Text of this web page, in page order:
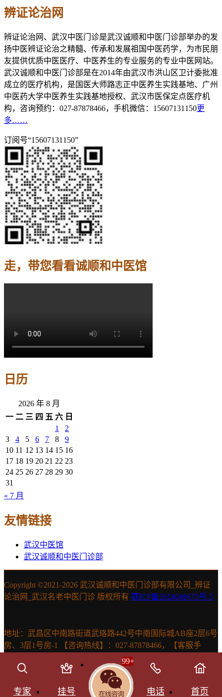
辨证论治网
辨证论治网、武汉中医门诊是武汉诚顺和中医门诊部举办的发
扬中医辨证论治之精髓、传承和发展祖国中医药学，为市民朋
友提供优质中医医疗、中医养生的专业服务的专业中医网站。
武汉诚顺和中医门诊部是在2014年由武汉市洪山区卫计委批准
成立的医疗机构，是国医大师路志正中医养生实践基地、广州
中医药大学中医养生实践基地授权、武汉市医保定点医疗机
构，咨询预约：027-87878466，手机微信：15607131150更
多……
订阅号“15607131150”
走，带您看看诚顺和中医馆
日历
2026 年 8 月
一 二 三 四 五 六 日
1
2
3
4 5 6 7 8
9
10 11 12 13 14 15 16
17 18 19 20 21 22 23
24 25 26 27 28 29 30
31
« 7 月
友情链接
武汉中医馆
武汉诚顺和中医门诊部
Copyright ©2021-2026 武汉诚顺和中医门诊部有限公司_辨证
论治网_武汉名老中医门诊 版权所有 鄂ICP备2024048673号-3
地址：武昌区中南路街道武珞路442号中南国际城AB座2层6号
房、3层1号房-1 【咨询热线】：027-87878466，【客服手
机】：15607131150 声明：本站信息仅供参考，不能作为诊断
及医疗依据。如有需要，请在医生指导下使用。
SitemapHtml网站地图 SitemapXML网站地图Theme by 云落
专家 挂号
99+
电话 首页